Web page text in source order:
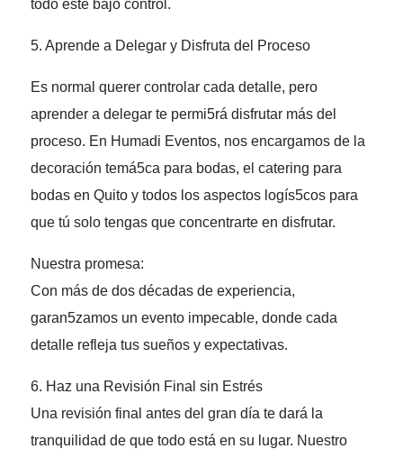
todo esté bajo control.
5. Aprende a Delegar y Disfruta del Proceso
Es normal querer controlar cada detalle, pero
aprender a delegar te permi5rá disfrutar más del
proceso. En Humadi Eventos, nos encargamos de la
decoración temá5ca para bodas, el catering para
bodas en Quito y todos los aspectos logís5cos para
que tú solo tengas que concentrarte en disfrutar.
Nuestra promesa:
Con más de dos décadas de experiencia,
garan5zamos un evento impecable, donde cada
detalle refleja tus sueños y expectativas.
6. Haz una Revisión Final sin Estrés
Una revisión final antes del gran día te dará la
tranquilidad de que todo está en su lugar. Nuestro